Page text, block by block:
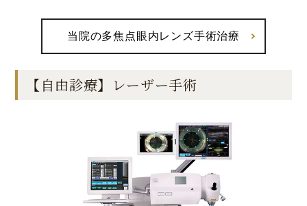
当院の多焦点眼内レンズ手術治療
【自由診療】レーザー手術